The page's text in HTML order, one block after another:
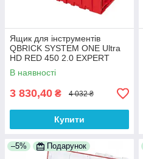
Ящик для інструментів
QBRICK SYSTEM ONE Ultra
HD RED 450 2.0 EXPERT
(5901238258292)
В наявності
3 830,40 ₴ 4 032 ₴
Купити
–5% Подарунок